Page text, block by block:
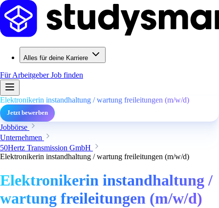
Alles für deine Karriere
Für ArbeitgeberJob finden
Elektronikerin instandhaltung / wartung freileitungen (m/w/d)
Jetzt bewerben
Jobbörse
Unternehmen
50Hertz Transmission GmbH
Elektronikerin instandhaltung / wartung freileitungen (m/w/d)
Elektronikerin instandhaltung /
wartung freileitungen (m/w/d)